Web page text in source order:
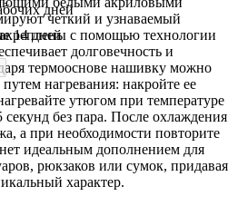
четкий и узнаваемый
с помощью технологии
долговечность и
термооснове нашивку можно
нагревания: накройте ее
утюгом при температуре
секунд без пара. После охлаждения
а при необходимости повторите
идеальным дополнением для
рюкзаков или сумок, придавая
характер.
дней
14 дней